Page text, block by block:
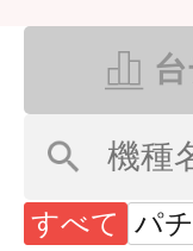
すべて パ